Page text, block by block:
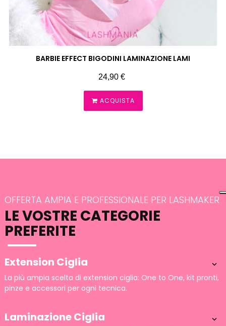
BARBIE EFFECT BIGODINI LAMINAZIONE LAMI
Prezzo
24,90 €
ACQUISTA
OFFERTA AMPIA E PROFESSIONALE PER LASHMAKER
LE VOSTRE CATEGORIE
PREFERITE
Extension Ciglia 
La più ampia scelta di extension ciglia: One to One, kit pronti,
pinze e accessori per ogni tecnica.
Laminazione Ciglia 